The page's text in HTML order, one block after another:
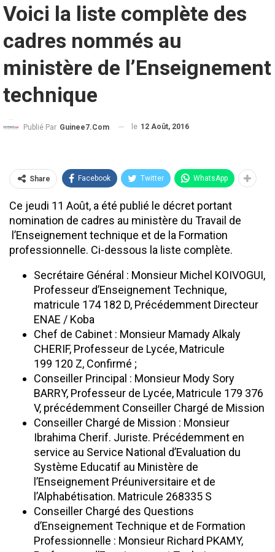
Voici la liste complète des
cadres nommés au
ministère de l’Enseignement
technique
Publié Par Guinee7.com le 12 Août, 2016
Share Facebook Twitter WhatsApp
Ce jeudi 11 Août, a été publié le décret portant
nomination de cadres au ministère du Travail de
l’Enseignement technique et de la Formation
professionnelle. Ci-dessous la liste complète.
Secrétaire Général : Monsieur Michel KOIVOGUI,
Professeur d’Enseignement Technique,
matricule 174 182 D, Précédemment Directeur
ENAE / Koba
Chef de Cabinet : Monsieur Mamady Alkaly
CHERIF, Professeur de Lycée, Matricule
199 120 Z, Confirmé ;
Conseiller Principal : Monsieur Mody Sory
BARRY, Professeur de Lycée, Matricule 179 376
V, précédemment Conseiller Chargé de Mission
Conseiller Chargé de Mission : Monsieur
Ibrahima Cherif. Juriste. Précédemment en
service au Service National d’Evaluation du
Système Educatif au Ministère de
l’Enseignement Préuniversitaire et de
l’Alphabétisation. Matricule 268335 S
Conseiller Chargé des Questions
d’Enseignement Technique et de Formation
Professionnelle : Monsieur Richard PKAMY,